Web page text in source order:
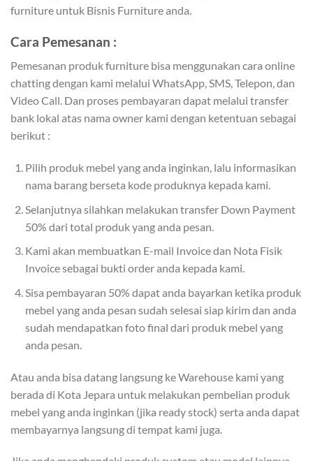
furniture untuk Bisnis Furniture anda.
Cara Pemesanan :
Pemesanan produk furniture bisa menggunakan cara online
chatting dengan kami melalui WhatsApp, SMS, Telepon, dan
Video Call. Dan proses pembayaran dapat melalui transfer
bank lokal atas nama owner kami dengan ketentuan sebagai
berikut :
Pilih produk mebel yang anda inginkan, lalu informasikan
nama barang berseta kode produknya kepada kami.
Selanjutnya silahkan melakukan transfer Down Payment
50% dari total produk yang anda pesan.
Kami akan membuatkan E-mail Invoice dan Nota Fisik
Invoice sebagai bukti order anda kepada kami.
Sisa pembayaran 50% dapat anda bayarkan ketika produk
mebel yang anda pesan sudah selesai siap kirim dan anda
sudah mendapatkan foto final dari produk mebel yang
anda pesan.
Atau anda bisa datang langsung ke Warehouse kami yang
berada di Kota Jepara untuk melakukan pembelian produk
mebel yang anda inginkan (jika ready stock) serta anda dapat
membayarnya langsung di tempat kami juga.